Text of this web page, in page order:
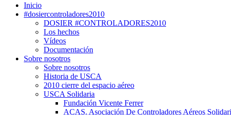
Inicio
#dosiercontroladores2010
DOSIER #CONTROLADORES2010
Los hechos
Vídeos
Documentación
Sobre nosotros
Sobre nosotros
Historia de USCA
2010 cierre del espacio aéreo
USCA Solidaria
Fundación Vicente Ferrer
ACAS. Asociación De Controladores Aéreos